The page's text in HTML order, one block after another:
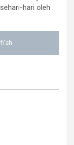
hari oleh